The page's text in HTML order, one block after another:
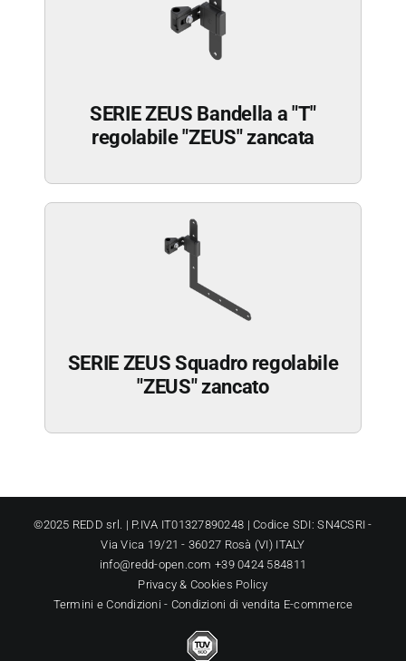
SERIE ZEUS Bandella a "T"
regolabile "ZEUS" zancata
SERIE ZEUS Squadro regolabile
"ZEUS" zancato
©2025 REDD srl. | P.IVA IT01327890248 | Codice SDI: SN4CSRI -
Via Vica 19/21 - 36027 Rosà (VI) ITALY
info@redd-open.com +39 0424 584811
Privacy & Cookies Policy
Termini e Condizioni - Condizioni di vendita E-commerce